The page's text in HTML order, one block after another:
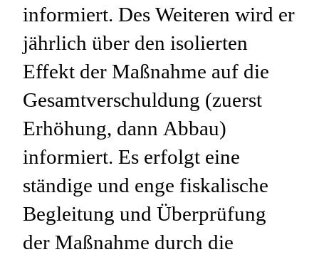
informiert. Des Weiteren wird er
jährlich über den isolierten
Effekt der Maßnahme auf die
Gesamtverschuldung (zuerst
Erhöhung, dann Abbau)
informiert. Es erfolgt eine
ständige und enge fiskalische
Begleitung und Überprüfung
der Maßnahme durch die